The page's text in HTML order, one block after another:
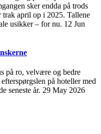
sker endda på trods
trak april op i 2025. Tallene
usikker – for nu. 12 Jun
på ro, velvære og bedre
på hoteller med
seneste år. 29 May 2026